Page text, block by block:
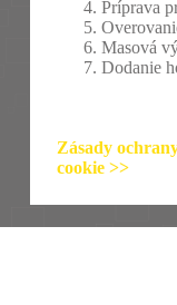
Príprava
Masová
Dodanie
Zásady
cookie >>